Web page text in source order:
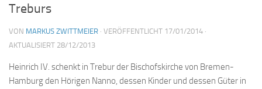
Treburs
VON MARKUS ZWITTMEIER · VERÖFFENTLICHT 17/01/2014 ·
AKTUALISIERT 28/12/2013
Heinrich IV. schenkt in Trebur der Bischofskirche von Bremen-
Hamburg den Hörigen Nanno, dessen Kinder und dessen Güter in